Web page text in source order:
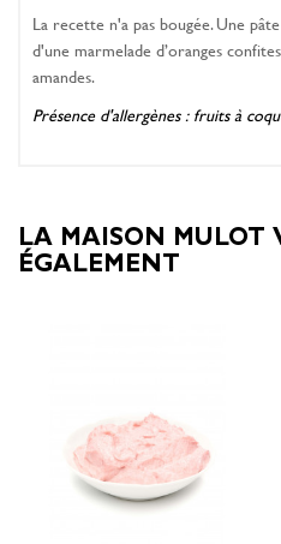
La recette n'a pas bougée. Une
d'une marmelade d’oranges
amandes.
Présence d'allergènes :fruits à
LA MAISON MULOT
ÉGALEMENT